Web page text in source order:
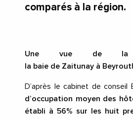
comparés à la région.
Une vue de la
la baie de Zaitunay à
D’après le cabinet de conseil
d’occupation moyen des
établi à 56% sur les huit